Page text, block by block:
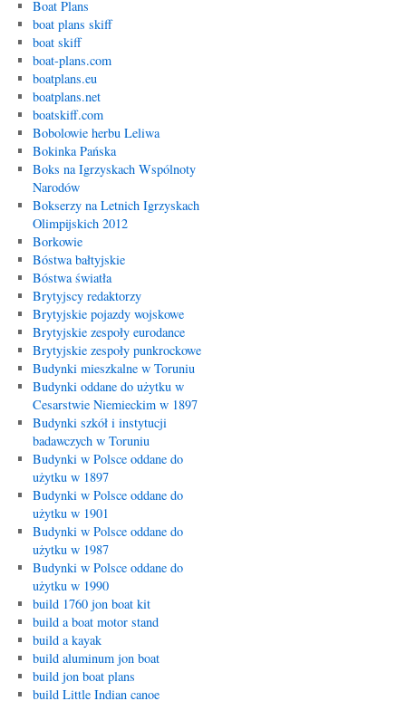
Boat Plans
boat plans skiff
boat skiff
boat-plans.com
boatplans.eu
boatplans.net
boatskiff.com
Bobolowie herbu Leliwa
Bokinka Pańska
Boks na Igrzyskach Wspólnoty
Narodów
Bokserzy na Letnich Igrzyskach
Olimpijskich 2012
Borkowie
Bóstwa bałtyjskie
Bóstwa światła
Brytyjscy redaktorzy
Brytyjskie pojazdy wojskowe
Brytyjskie zespoły eurodance
Brytyjskie zespoły punkrockowe
Budynki mieszkalne w Toruniu
Budynki oddane do użytku w
Cesarstwie Niemieckim w 1897
Budynki szkół i instytucji
badawczych w Toruniu
Budynki w Polsce oddane do
użytku w 1897
Budynki w Polsce oddane do
użytku w 1901
Budynki w Polsce oddane do
użytku w 1987
Budynki w Polsce oddane do
użytku w 1990
build 1760 jon boat kit
build a boat motor stand
build a kayak
build aluminum jon boat
build jon boat plans
build Little Indian canoe